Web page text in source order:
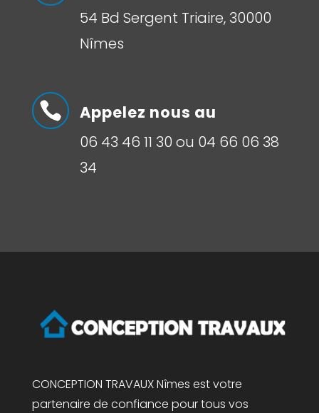
54 Bd Sergent Triaire, 30000
Nîmes
 Appelez nous au
06 43 46 11 30 ou 04 66 06 38
34
CONCEPTION TRAVAUX Nîmes est votre
partenaire de confiance pour tous vos